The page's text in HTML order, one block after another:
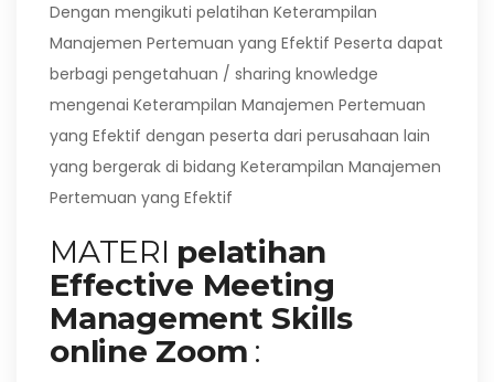
Dengan mengikuti pelatihan Keterampilan
Manajemen Pertemuan yang Efektif Peserta dapat
berbagi pengetahuan / sharing knowledge
mengenai Keterampilan Manajemen Pertemuan
yang Efektif dengan peserta dari perusahaan lain
yang bergerak di bidang Keterampilan Manajemen
Pertemuan yang Efektif
MATERI pelatihan
Effective Meeting
Management Skills
online Zoom :